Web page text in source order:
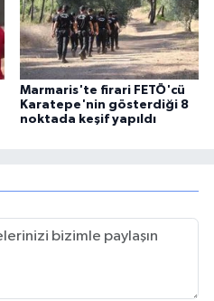
Marmaris'te firari FETÖ'cü
Karatepe'nin gösterdiği 8
noktada keşif yapıldı